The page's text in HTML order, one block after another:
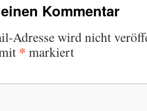
Kommentar
Adresse wird nicht
* markiert